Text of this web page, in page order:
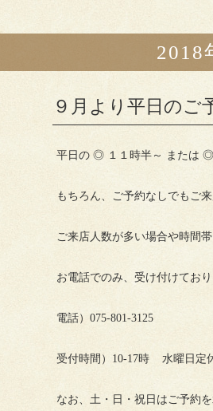
2018
９月より平日のご
平日の ◎ １１時半～ または ◎
もちろん、ご予約なしでもご来
ご来店人数が多い場合や時間
お電話でのみ、受け付けており
電話）075-801-3125
受付時間）10-17時 水曜日定
なお、土・日・祝日はご予約を